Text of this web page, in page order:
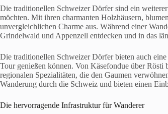
Die traditionellen Schweizer Dörfer sind ein
möchten. Mit ihren charmanten Holzhäusern,
unvergleichlichen Charme aus. Während einer
Grindelwald und Appenzell entdecken und in das
Die traditionellen Schweizer Dörfer bieten auch
Tour genießen können. Von Käsefondue über
regionalen Spezialitäten, die den Gaumen
Wanderung durch die Schweiz und bieten einen
Die hervorragende Infrastruktur für Wanderer